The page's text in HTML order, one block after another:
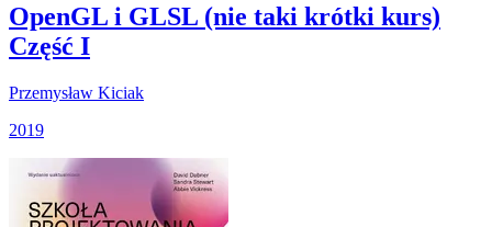
OpenGL i GLSL (nie taki krótki kurs)
Część I
Przemysław Kiciak
2019